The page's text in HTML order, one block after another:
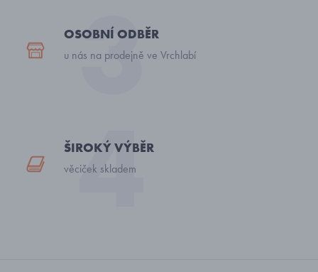
OSOBNÍ ODBĚR
u nás na prodejně ve Vrchlabí
ŠIROKÝ VÝBĚR
věciček skladem